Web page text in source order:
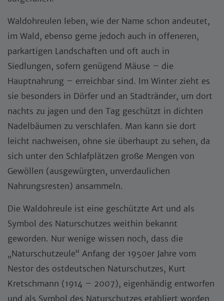
Waldohreulen leben, wie der Name schon andeutet,
im Wald, ebenso gerne jedoch auch in offeneren,
parkartigen Landschaften und oft auch in
Siedlungen, sofern genügend Mäuse – die
Hauptnahrung – erreichbar sind. Im Winter zieht es
sie besonders in Dörfer und an Stadtränder, um dort
nachts zu jagen und den Tag geschützt in dichten
Nadelbäumen zu verschlafen. Man kann sie dort
leicht nachweisen, ohne sie überhaupt zu sehen, da
sich unter den Schlafplätzen große Mengen von
Gewöllen (ausgewürgten, unverdaulichen
Nahrungsresten) ansammeln.
Die Waldohreule ist eine geschützte Art und als
Symbol des Naturschutzes weithin bekannt
geworden. Nur wenige wissen noch, dass die
„Naturschutzeule“ Anfang der 1950er Jahre vom
Nestor des ostdeutschen Naturschutzes, Kurt
Kretschmann (1914 – 2007), eigenhändig entworfen
und als Symbol des Naturschutzes etabliert worden